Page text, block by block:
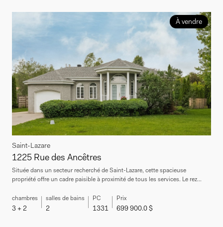
À vendre
Saint-Lazare
1225 Rue des Ancêtres
Située dans un secteur recherché de Saint-Lazare, cette spacieuse
propriété offre un cadre paisible à proximité de tous les services. Le rez...
chambres
3 + 2
salles de bains
2
PC
1331
Prix
699 900.0 $